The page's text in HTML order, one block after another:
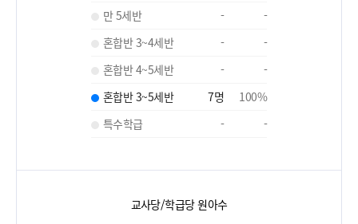
만 5세반
-
-
혼합반 3~4세반
-
-
혼합반 4~5세반
-
-
혼합반 3~5세반
7명 100%
특수학급
- -
교사당/학급당 원아수